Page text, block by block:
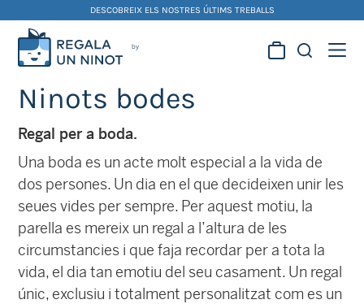
content
DESCOBREIX ELS NOSTRES ÚLTIMS TREBALLS
nostres artistes fallers i
Ninots bodes
Regal per a boda.
Una boda es un acte molt especial a la vida de
dos persones. Un dia en el que decideixen unir les
seues vides per sempre. Per aquest motiu, la
parella es mereix un regal a l’altura de les
circumstancies i que faja recordar per a tota la
vida, el dia tan emotiu del seu casament. Un regal
únic, exclusiu i totalment personalitzat com es un